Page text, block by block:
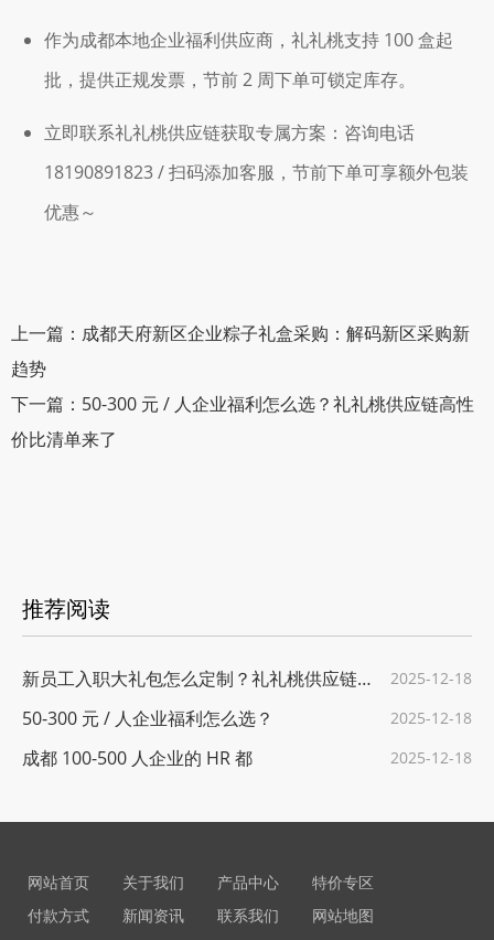
作为成都本地企业福利供应商，礼礼桃支持 100 盒起
批，提供正规发票，节前 2 周下单可锁定库存。
立即联系礼礼桃供应链获取专属方案：咨询电话
18190891823 / 扫码添加客服，节前下单可享额外包装
优惠～
上一篇：成都天府新区企业粽子礼盒采购：解码新区采购新
趋势
下一篇：50-300 元 / 人企业福利怎么选？礼礼桃供应链高性
价比清单来了
推荐阅读
新员工入职大礼包怎么定制？礼礼桃供应链给 2025-12-18
50-300 元 / 人企业福利怎么选？ 2025-12-18
成都 100-500 人企业的 HR 都 2025-12-18
网站首页 关于我们 产品中心
特价专区
付款方式
新闻资讯 联系我们 网站地图